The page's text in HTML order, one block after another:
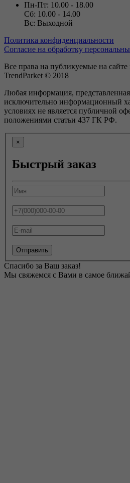
Пн-Пт: 10.00 - 18.00
Сб: 10.00 - 14.00
Вс: Выходной
Политика конфиденциальности
Согласие на обработку
Все права на публикуемые на
TrendParket © 2018
Любая информация,
исключительно информационный
условиях не является публичной
положениями статьи 437 ГК РФ.
×
Быстрый заказ
Отправить
Спасибо за Ваш заказ!
Мы свяжемся с Вами в самое